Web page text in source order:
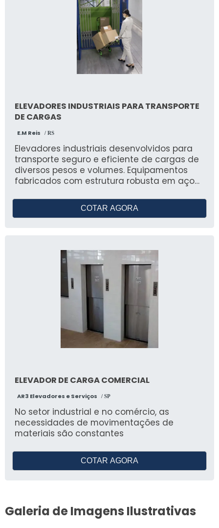
ELEVADORES INDUSTRIAIS PARA TRANSPORTE
DE CARGAS
E.M Reis / RS
Elevadores industriais desenvolvidos para
transporte seguro e eficiente de cargas de
diversos pesos e volumes. Equipamentos
fabricados com estrutura robusta em aço
elétrico ou eletromecânico, conforme a
necessidade do cliente. Capacidade de
de carga, travas automáticas e proteções
contra quedas. Projetos sob medida
conforme normas técnicas vigentes (NR12,
NBRs específicas).
COTAR AGORA
ELEVADOR DE CARGA COMERCIAL
AR3 Elevadores e Serviços / SP
No setor industrial e no comércio, as
necessidades de movimentações de
materiais são constantes
COTAR AGORA
Galeria de Imagens Ilustrativas